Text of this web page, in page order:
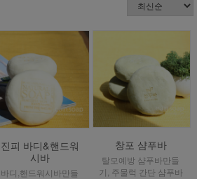
진피 바디&핸드워
시바
바디,핸드워시바만들
창포 샴푸바
탈모예방 샴푸바만들
기, 주물럭 간단 샴푸바